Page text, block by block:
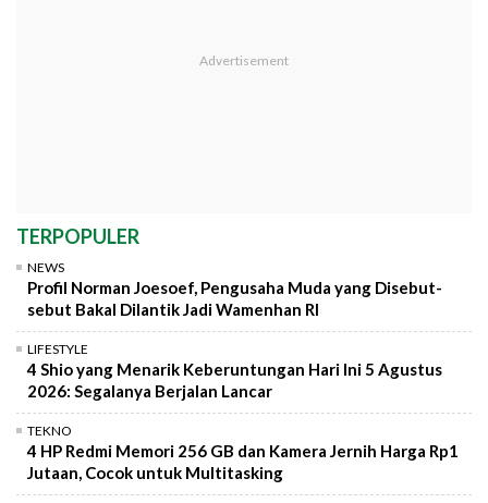
TERPOPULER
NEWS
Profil Norman Joesoef, Pengusaha Muda yang Disebut-
sebut Bakal Dilantik Jadi Wamenhan RI
LIFESTYLE
4 Shio yang Menarik Keberuntungan Hari Ini 5 Agustus
2026: Segalanya Berjalan Lancar
TEKNO
4 HP Redmi Memori 256 GB dan Kamera Jernih Harga Rp1
Jutaan, Cocok untuk Multitasking